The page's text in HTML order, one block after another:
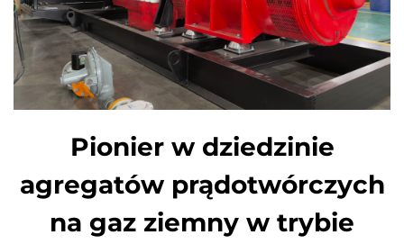
Pionier w dziedzinie
agregatów prądotwórczych
na gaz ziemny w trybie